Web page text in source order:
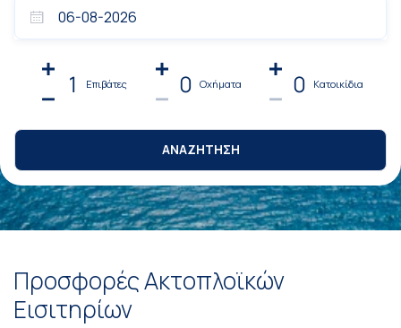
1 Επιβάτες 0 Οχήματα 0 Κατοικίδια
ΑΝΑΖΗΤΗΣΗ
Προσφορές Ακτοπλοϊκών
Εισιτηρίων